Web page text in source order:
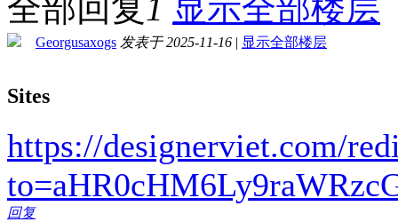
全部回复1 显示全部楼层
Georgusaxogs 发表于 2025-11-16 | 显示全部楼层
Sites
https://designerviet.com/
回复